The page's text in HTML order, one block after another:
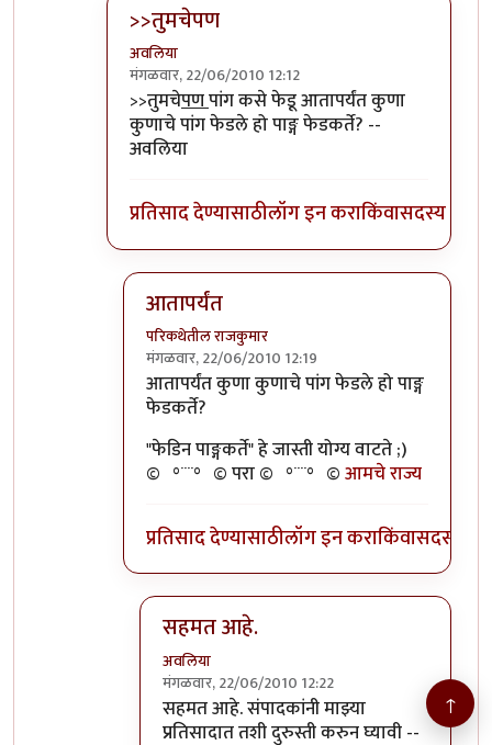
>>तुमचेपण
अवलिया
मंगळवार, 22/06/2010 12:12
In reply toसंपादकbyबिपिन कार्यकर्ते
>>तुमचेपणपांग कसे फेडू आतापर्यंत कुणा
कुणाचे पांग फेडले हो पाङ्ग फेडकर्ते? --
अवलिया
प्रतिसाद देण्यासाठीलॉग इन कराकिंवासदस्य व्हा
आतापर्यंत
परिकथेतील राजकुमार
मंगळवार, 22/06/2010 12:19
In reply to>>तुमचेपणbyअवलिया
आतापर्यंत कुणा कुणाचे पांग फेडले हो पाङ्ग
फेडकर्ते?
"फेडिन पाङ्गकर्ते" हे जास्ती योग्य वाटते ;)
©º°¨¨°º© परा ©º°¨¨°º©आमचे राज्य
प्रतिसाद देण्यासाठीलॉग इन कराकिंवासदस्य व्हा
सहमत आहे.
अवलिया
मंगळवार, 22/06/2010 12:22
In reply toआतापर्यंतbyपरिकथेतील राजकुमार
सहमत आहे. संपादकांनी माझ्या
प्रतिसादात तशी दुरुस्ती करुन घ्यावी --
↑